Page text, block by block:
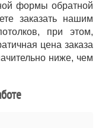
формы обратной
заказать нашим
при этом,
цена заказа
ниже, чем